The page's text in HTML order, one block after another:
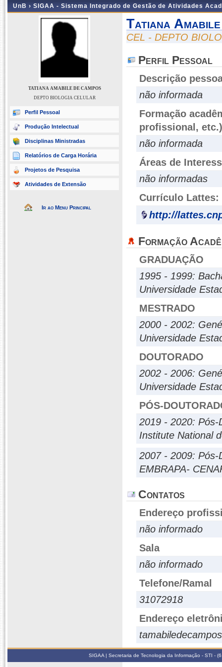
UnB › SIGAA - Sistema Integrado de Gestão de Atividades
TATIANA AMABILE DE CAMPOS
DEPTO BIOLOGIA CELULAR
Perfil Pessoal
Produção Intelectual
Disciplinas Ministradas
Relatórios de Carga Horária
Projetos de Pesquisa
Atividades de Extensão
Ir ao Menu Principal
Tatiana
CEL - DEPTO
Perfil Pessoal
Descrição
não informada
Formação
profissional, etc.)
não informada
Áreas de
não informadas
Currículo Lattes:
http://
Formação
GRADUAÇÃO
1995 - 1999:
Universidade
MESTRADO
2000 - 2002:
Universidade
DOUTORADO
2002 - 2006:
Universidade
PÓS-
2019 - 2020: Pós-
Institute National
2007 - 2009: Pós-
EMBRAPA-
Contatos
Endereço
não informado
Sala
não informado
Telefone/Ramal
31072918
Endereço
SIGAA | Secretaria de Tecnologia da Informação - STI -